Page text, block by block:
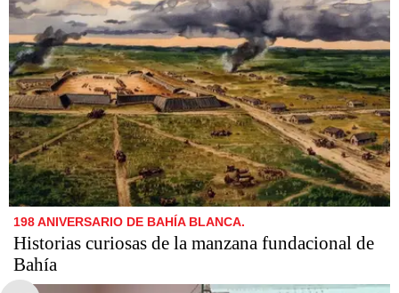
198 ANIVERSARIO DE BAHÍA BLANCA.
Historias curiosas de la manzana fundacional de
Bahía